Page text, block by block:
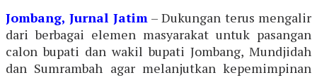
Jombang, Jurnal Jatim – Dukungan terus mengalir
dari berbagai elemen masyarakat untuk pasangan
calon bupati dan wakil bupati Jombang, Mundjidah
dan Sumrambah agar melanjutkan kepemimpinan